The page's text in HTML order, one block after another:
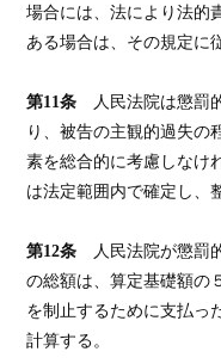
場合には、法により法的
ある場合は、その規定に
第11条 人民法院は懲罰
り、被告の主観的過失の
素を総合的に考慮しなけ
は法定範囲内で確定し、
第12条 人民法院が懲罰
の総額は、算定基礎額の
を制止するために支払っ
計算する。